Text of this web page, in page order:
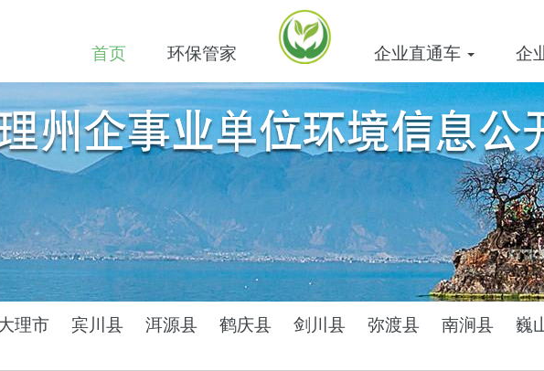
首页 环保管家 企业直通车 企
理市 宾川县 洱源县 鹤庆县 剑川县 弥渡县 南涧县 巍